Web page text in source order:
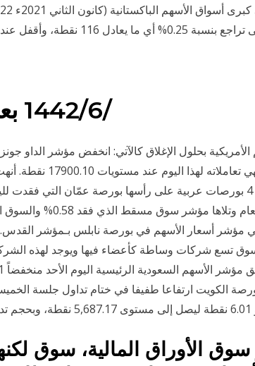
5‏‏/6‏‏/1442 بعد الهجرة
نقطة أي بنسبة 0.07% لينهي
تداولاتها أمس، بانخفاض 4 بورصات عربية على رأسها بورصة عمّان التي
بنسبة 0.4% سمي مؤشر أسعار الأسهم في بورصة نابلس بـمؤشر
تسع شركات وساطة كأعضاء فيها ويوجد لهذه
بورصة الكويت ارتفاعا طفيفا في ختام تداول جلسة
سوق الأوراق المالية، سوق